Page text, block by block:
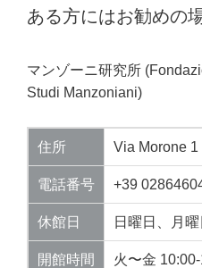
ある方にはお勧めの
マンゾーニ研究所
Studi Manzoniani)
住所 Via Morone
電話番号 +39
休館日 日曜日、月曜
開館時間 火〜金